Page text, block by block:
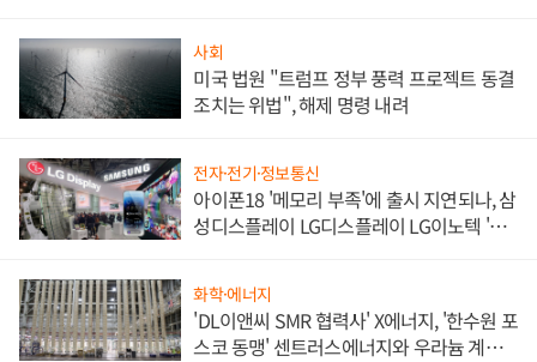
사회
미국 법원 "트럼프 정부 풍력 프로젝트 동결
조치는 위법", 해제 명령 내려
전자·전기·정보통신
아이폰18 '메모리 부족'에 출시 지연되나, 삼
성디스플레이 LG디스플레이 LG이노텍 '탈
화학·에너지
'DL이앤씨 SMR 협력사' X에너지, '한수원 포
스코 동맹' 센트러스에너지와 우라늄 계약